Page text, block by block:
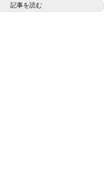
記事を読む